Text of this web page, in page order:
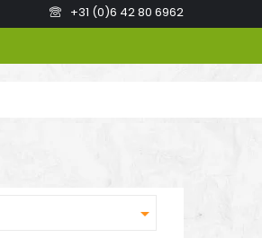
+31 (0)6 42 80 6962
